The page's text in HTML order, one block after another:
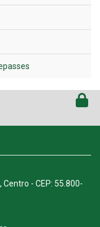
- CEP: 55.800-